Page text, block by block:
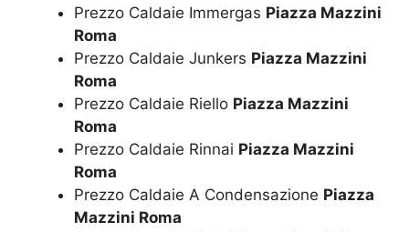
Prezzo Caldaie Immergas Piazza Mazzini
Roma
Prezzo Caldaie Junkers Piazza Mazzini
Roma
Prezzo Caldaie Riello Piazza Mazzini
Roma
Prezzo Caldaie Rinnai Piazza Mazzini
Roma
Prezzo Caldaie A Condensazione Piazza
Mazzini Roma